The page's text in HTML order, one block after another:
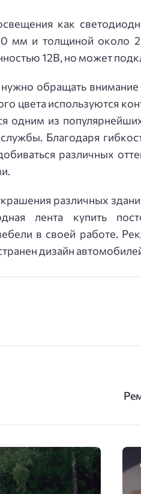
как
мм и толщиной около
12В, но может
обращать
цвета используются
одним из
Благодаря
различных
различных
лента купить
в своей работе.
дизайн